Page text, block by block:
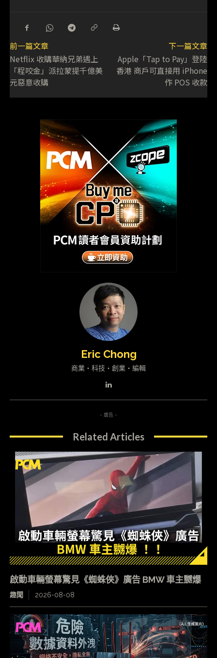
前一篇文章
Netflix 收購華納兄弟遇上
「程咬金」派拉蒙提千億美
元惡意收購
下一篇文章
Apple「Tap to Pay」登陸
香港 商戶可直接用 iPhone
作 POS 收款
Eric Chong
商業・科技・創業・編輯
- 廣告 -
Related Articles
啟動車輛螢幕驚見《蜘蛛俠》廣告 BMW 車主嬲爆
趣聞 2026-08-08